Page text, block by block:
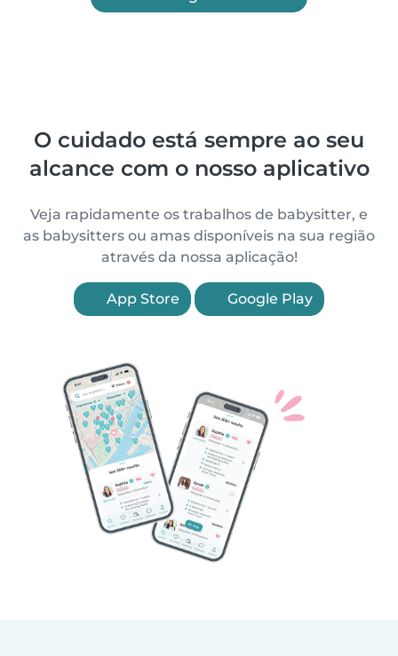
O cuidado está sempre ao seu
alcance com o nosso aplicativo
Veja rapidamente os trabalhos de babysitter, e
as babysitters ou amas disponíveis na sua região
através da nossa aplicação!
App Store Google Play